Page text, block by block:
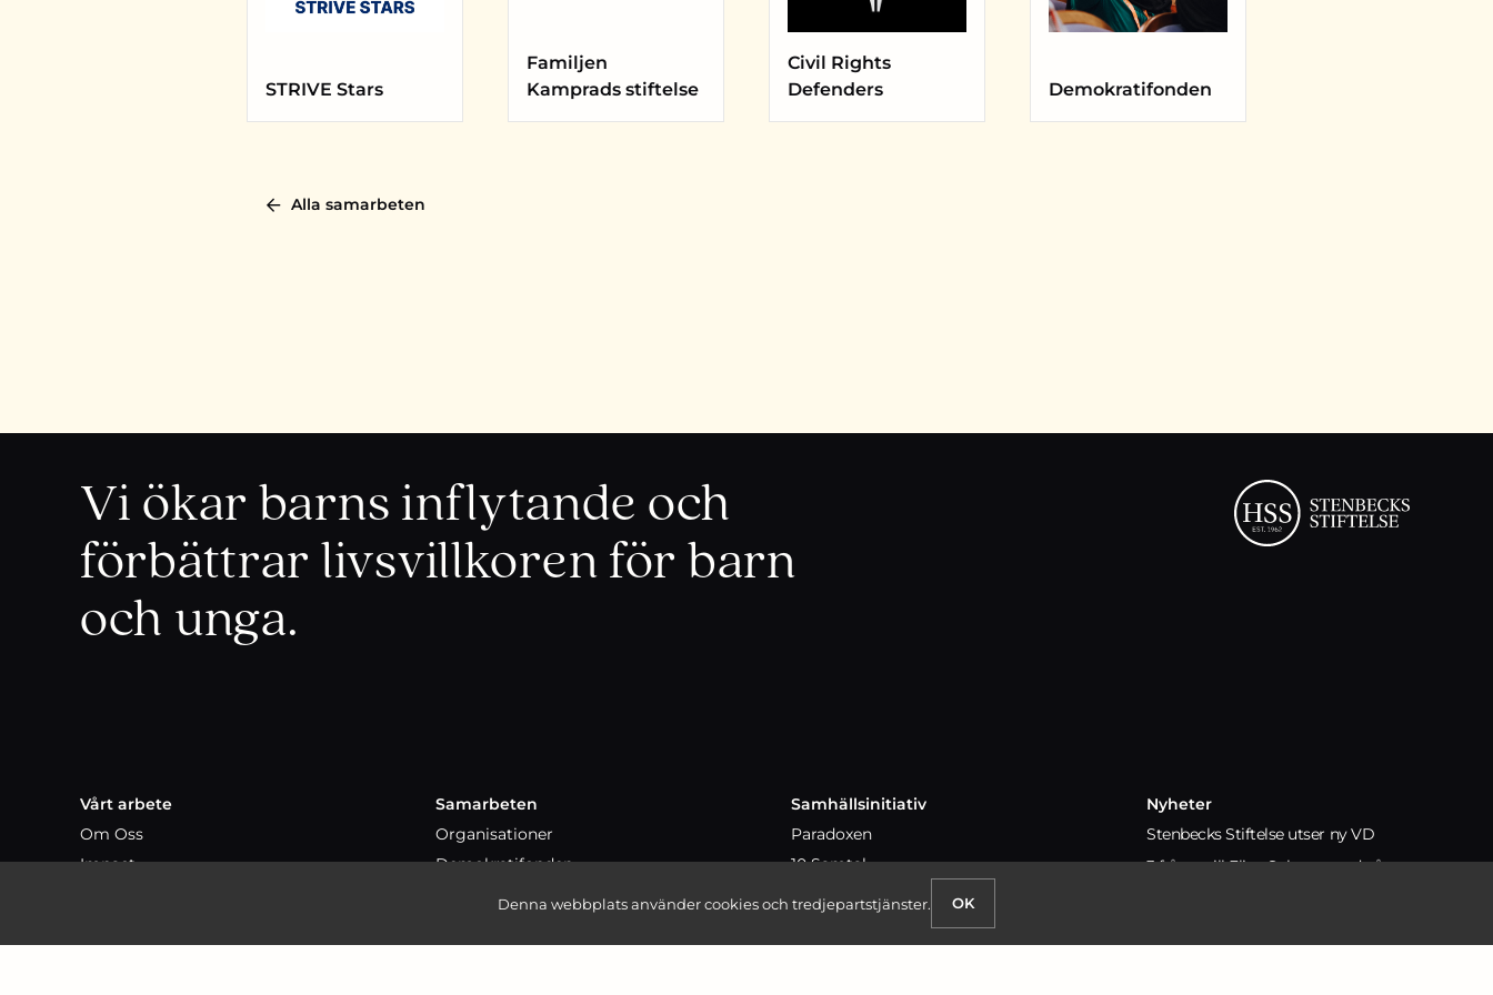
STRIVE Stars
Familjen
Kamprads stiftelse
Civil Rights
Defenders
Demokratifonden
Alla samarbeten
Vi ökar barns inflytande och
förbättrar livsvillkoren för barn
och unga.
Vårt arbete
Om Oss
Impact
Samarbeten
Organisationer
Demokratifonden
Samhällsinitiativ
Paradoxen
10 Samtal
Finansiärer i samverkan
Nyheter
Stenbecks Stiftelse utser ny VD
3 frågor till Elina Sultan, ny vd på
Denna webbplats använder cookies och tredjepartstjänster. OK